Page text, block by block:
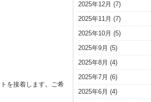
を接着します。ご希
2025年12月 (7)
2025年11月 (7)
2025年10月 (5)
2025年9月 (5)
2025年8月 (4)
2025年7月 (6)
2025年6月 (4)